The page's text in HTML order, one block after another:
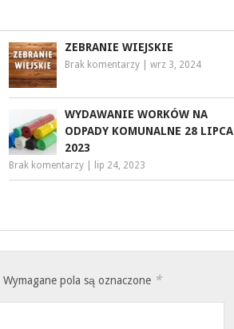
ZEBRANIE WIEJSKIE
Brak komentarzy |wrz 3, 2024
WYDAWANIE WORKÓW NA
ODPADY KOMUNALNE 28 LIPCA
2023
Brak komentarzy lip 24, 2023
Wymagane pola są oznaczone *